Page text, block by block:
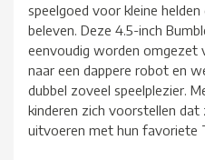
speelgoed voor kleine
beleven. Deze 4.5-inch
eenvoudig worden omgezet
naar een dappere robot en
dubbel zoveel speelplezier.
kinderen zich voorstellen dat
uitvoeren met hun favoriete